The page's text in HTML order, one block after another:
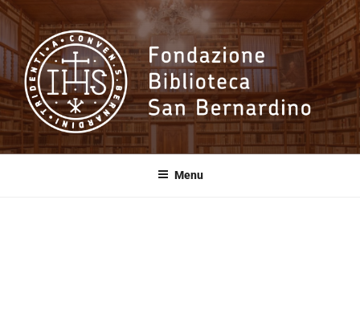
Salta
contenuto
Fondazione
Biblioteca SanMenu